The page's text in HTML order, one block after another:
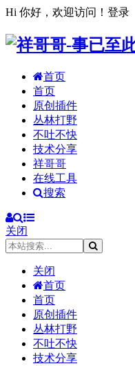
Hi 你好，欢迎访问！ 登录
首页
首页
原创插件
丛林打野
不吐不快
技术分享
祥哥哥
在线工具
搜索
关闭
关闭
首页
首页
原创插件
丛林打野
不吐不快
技术分享